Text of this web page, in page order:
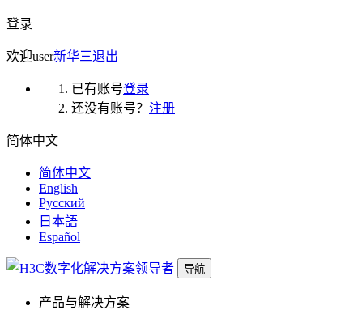
登录
欢迎user新华三退出
已有账号登录
还没有账号？ 注册
简体中文
简体中文
English
Русский
日本語
Español
导航
产品与解决方案